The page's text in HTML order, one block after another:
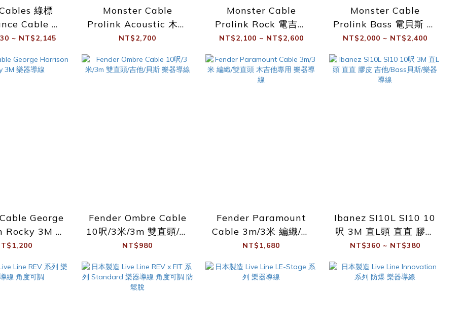
綠標
Cable 導
他 推薦使用
~ NT$2,145
Monster Cable
Prolink Acoustic 木吉
他 樂器導線 IL 3.6米
NT$2,700
Monster Cable
Prolink Rock 電吉他
樂器導線
NT$2,100 ~ NT$2,600
Monster Cable
Prolink Bass 電貝斯 樂
器導線
NT$2,000 ~ NT$2,400
George
Rocky 3M 樂
導線
Fender Ombre Cable
10呎/3米/3m 雙直頭/吉
他/貝斯 樂器導線
NT$980
Fender Paramount
Cable 3m/3米 編織/雙
直頭 木吉他專用 樂器導
NT$1,680
Ibanez SI10L SI10 10
呎 3M 直L頭 直直 膠皮
吉他/Bass貝斯/樂器 導
NT$360 ~ NT$380